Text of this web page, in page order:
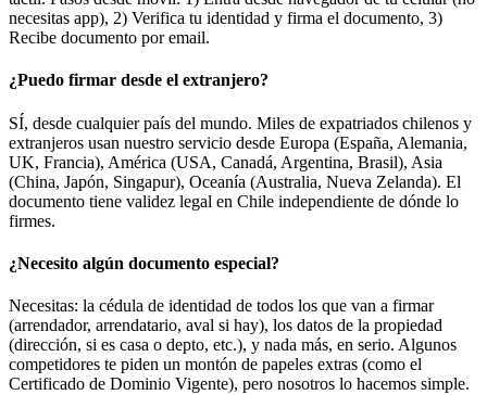
necesitas app), 2) Verifica tu identidad y firma el documento, 3)
Recibe documento por email.
¿Puedo firmar desde el extranjero?
SÍ, desde cualquier país del mundo. Miles de expatriados chilenos y
extranjeros usan nuestro servicio desde Europa (España, Alemania,
UK, Francia), América (USA, Canadá, Argentina, Brasil), Asia
(China, Japón, Singapur), Oceanía (Australia, Nueva Zelanda). El
documento tiene validez legal en Chile independiente de dónde lo
firmes.
¿Necesito algún documento especial?
Necesitas: la cédula de identidad de todos los que van a firmar
(arrendador, arrendatario, aval si hay), los datos de la propiedad
(dirección, si es casa o depto, etc.), y nada más, en serio. Algunos
competidores te piden un montón de papeles extras (como el
Certificado de Dominio Vigente), pero nosotros lo hacemos simple.